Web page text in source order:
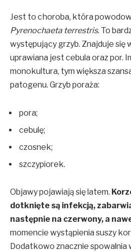
Jest to choroba, która
Pyrenochaeta terrestris. To
występujący grzyb. Znajduje się
uprawiana jest cebula oraz por.
monokultura, tym większa
patogenu. Grzyb poraża:
pora;
cebulę;
czosnek;
szczypiorek.
Objawy pojawiają się latem.
dotknięte są infekcją,
następnie na czerwony, a
momencie wystąpienia suszy
Dodatkowo znacznie spowalnia